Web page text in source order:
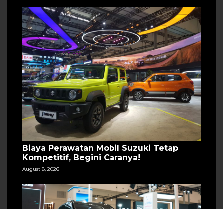
Biaya Perawatan Mobil Suzuki Tetap
Kompetitif, Begini Caranya!
August 8, 2026